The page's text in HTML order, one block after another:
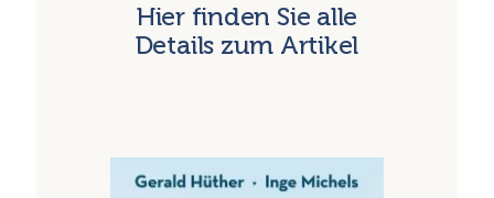
Hier finden Sie alle
Details zum Artikel